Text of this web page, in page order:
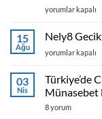
Herbary
Kapsül
Reductil
Bitkisel
Ürünle
Tanışmaya
için
yorumlar kapalı
15
Ağu
Nely8
Nely8
Krem
ve
nasıl
yorumlar kapalı
03
Nis
Türkiye’de
Münasebet
Türkiye’de
8 yorum